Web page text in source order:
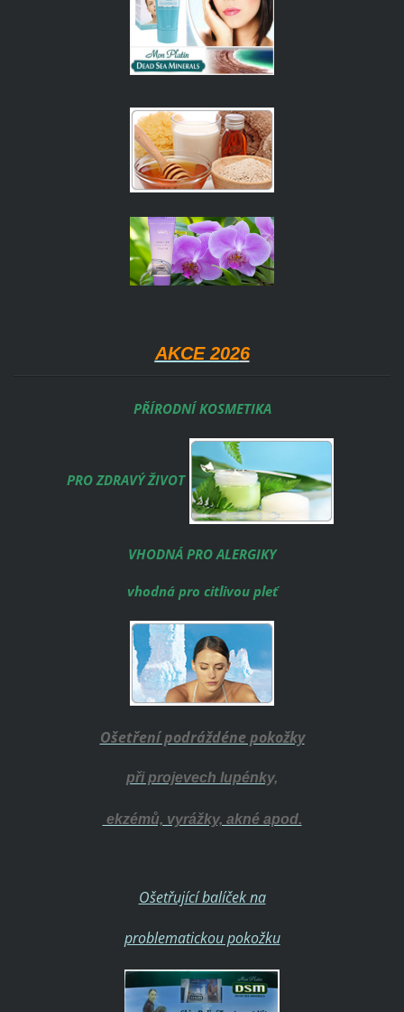
AKCE 2026
PŘÍRODNÍ KOSMETIKA
PRO ZDRAVÝ ŽIVOT
VHODNÁ PRO ALERGIKY
vhodná pro citlivou pleť
Ošetření podráždéne pokožky
při projevech lupénky,
ekzémů, vyrážky, akné apod.
Ošetřující balíček na
problematickou pokožku